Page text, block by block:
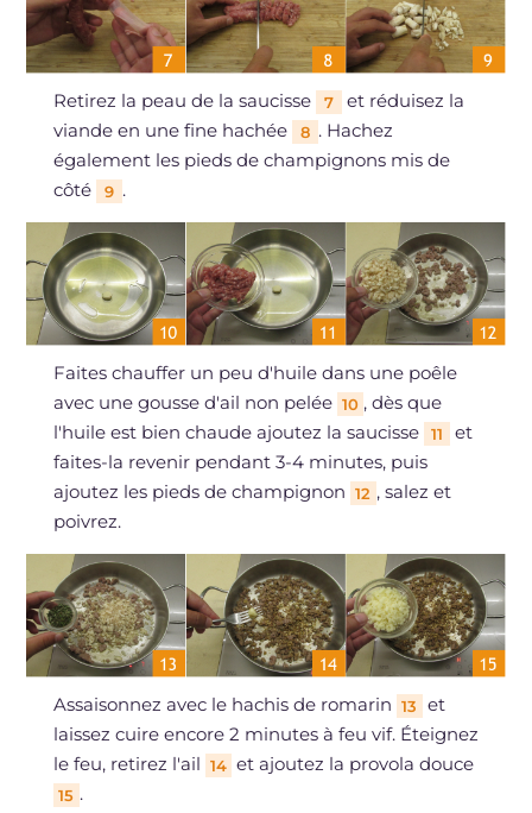
Retirez la peau de la saucisse 7
et réduisez la
viande en une fine hachée
8 . Hachez
également les pieds de champignons mis de
côté
9 .
Faites chauffer un peu d'huile dans une poêle
avec une gousse d'ail non pelée 10 , dès que
l'huile est bien chaude ajoutez la saucisse
11
et
faites-la revenir pendant 3-4 minutes, puis
ajoutez les pieds de champignon 12 , salez et
poivrez.
Assaisonnez avec le hachis de romarin 13
et
laissez cuire encore 2 minutes à feu vif. Éteignez
le feu, retirez l'ail 14 et ajoutez la provola douce
15 .